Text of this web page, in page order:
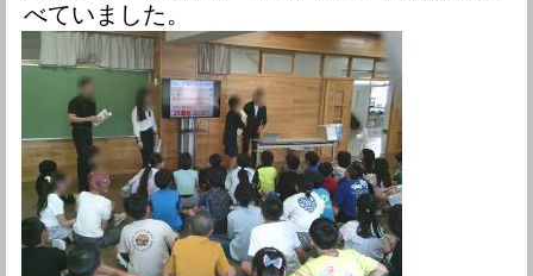
べていました。